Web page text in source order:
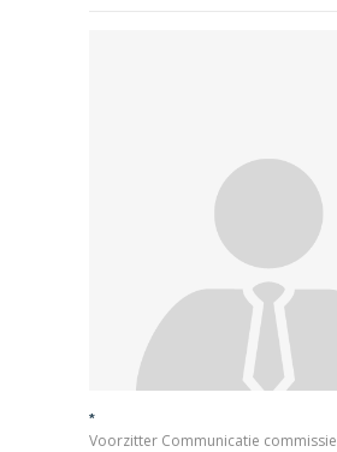
*
Voorzitter Communicatie commissie